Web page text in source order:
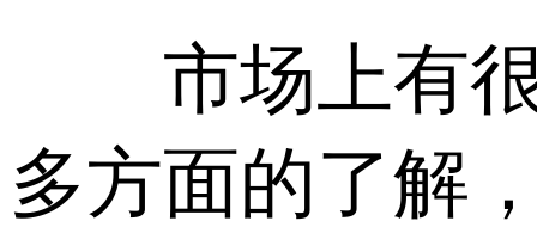
市场上有很
多方面的了解